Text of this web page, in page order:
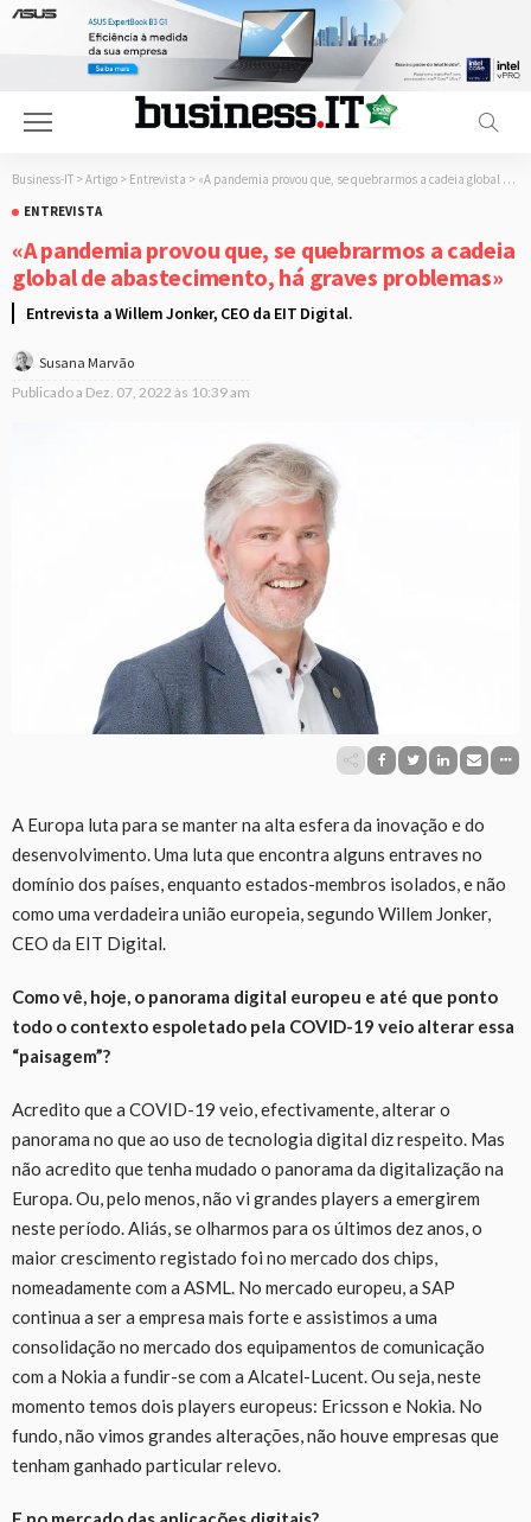
Business-IT > Artigo > Entrevista > «A pandemia provou que, se quebrarmos a cadeia global de abastecimento, há graves problemas»
ENTREVISTA
«A pandemia provou que, se quebrarmos a cadeia
global de abastecimento, há graves problemas»
Entrevista a Willem Jonker, CEO da EIT Digital.
Susana Marvão
Publicado a Dez. 07, 2022 às 10:39 am
A Europa luta para se manter na alta esfera da inovação e do
desenvolvimento. Uma luta que encontra alguns entraves no
domínio dos países, enquanto estados-membros isolados, e não
como uma verdadeira união europeia, segundo Willem Jonker,
CEO da EIT Digital.
Como vê, hoje, o panorama digital europeu e até que ponto
todo o contexto espoletado pela COVID-19 veio alterar essa
“paisagem”?
Acredito que a COVID-19 veio, efectivamente, alterar o
panorama no que ao uso de tecnologia digital diz respeito. Mas
não acredito que tenha mudado o panorama da digitalização na
Europa. Ou, pelo menos, não vi grandes players a emergirem
neste período. Aliás, se olharmos para os últimos dezanos, o
maior crescimento registado foi no mercado dos chips,
nomeadamente com a ASML. No mercado europeu, a SAP
continua a ser a empresa mais forte e assistimos a uma
consolidação no mercado dos equipamentos de comunicação
com a Nokia a fundir-se com a Alcatel-Lucent. Ou seja, neste
momento temos dois players europeus: Ericsson e Nokia. No
fundo, não vimos grandes alterações, não houve empresas que
tenham ganhado particular relevo.